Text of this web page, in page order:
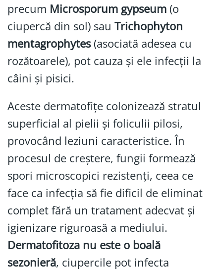
precum Microsporum gypseum(o
ciupercă din sol) sau Trichophyton
mentagrophytes(asociată adesea cu
rozătoarele), pot cauza și ele infecții la
câini și pisici.
Aceste dermatofițe colonizează stratul
superficial al pielii și foliculii pilosi,
provocând leziuni caracteristice. În
procesul de creștere, fungii formează
spori microscopici rezistenți, ceea ce
face ca infecția să fie dificil de eliminat
complet fără un tratament adecvat și
igienizare riguroasă a mediului.
Dermatofitoza nu este o boală
sezonieră, ciupercile pot infecta